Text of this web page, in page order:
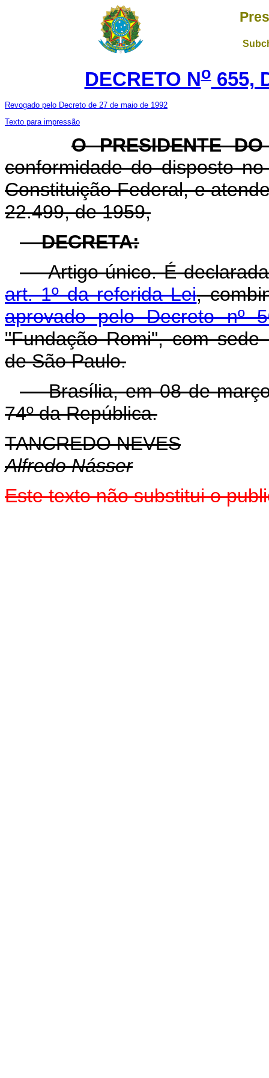
DECRETO No655,
Revogado pelo Decreto de 27 de maio de 1992
Texto para impressão
O PRESIDENTE
conformidade do disposto
Constituição Federal, e
22.499, de 1959,
DECRETA:
Artigo único. É declarada
art. 1º da referida Lei,
aprovado pelo Decreto nº
"Fundação Romi", com
de São Paulo.
Brasília, em 08 de março
74º da República.
TANCREDO NEVES
Alfredo Násser
Este texto não substitui o